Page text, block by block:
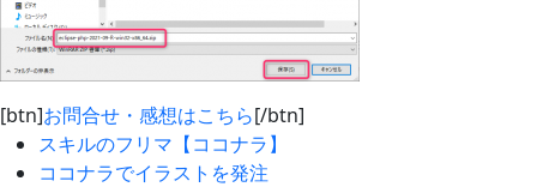
[btn]お問合せ・感想はこちら[/btn]
スキルのフリマ【ココナラ】
ココナラでイラストを発注